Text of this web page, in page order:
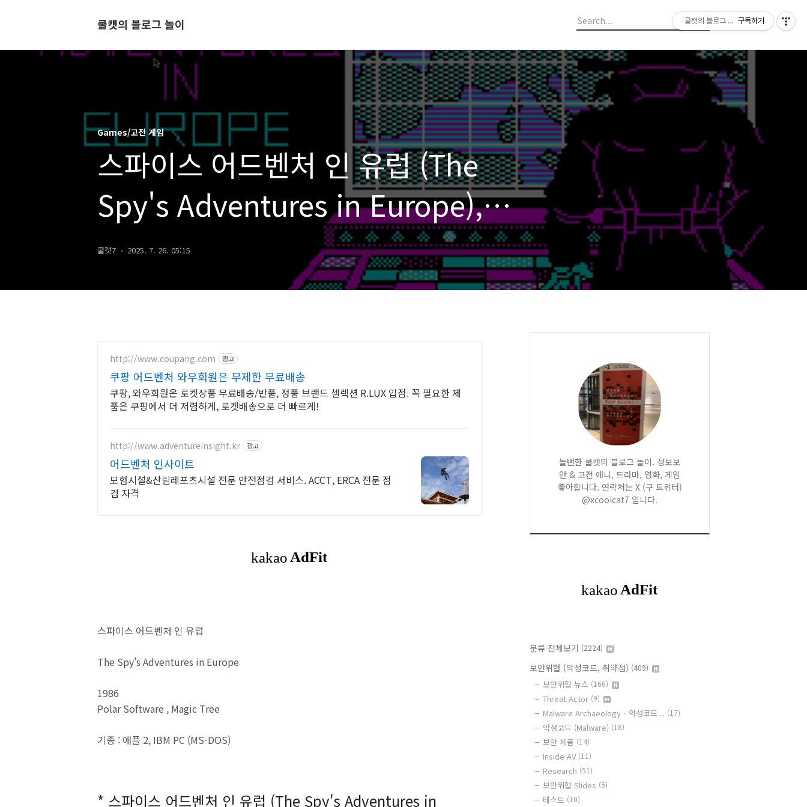
쿨캣의 블로그 놀이
Games/고전 게임
스파이스 어드벤처 인 유럽 (The
Spy's Adventures in Europe),
1986 & 1987 ... 카르멘 샌디에고와
유사
쿨캣7 2025. 7. 26. 05:15
http://www.coupang.com 광고
쿠팡 어드벤처 와우회원은 무제한 무료배송
쿠팡, 와우회원은 로켓상품 무료배송/반품, 정품 브랜드 셀렉션 R.LUX 입점. 꼭 필요한 제
품은 쿠팡에서 더 저렴하게, 로켓배송으로 더 빠르게!
http://www.adventureinsight.kr 광고
어드벤처 인사이트
모험시설&산림레포츠시설 전문 안전점검 서비스. ACCT, ERCA 전문 점
검 자격
스파이스 어드벤처 인 유럽
The Spy's Adventures in Europe
1986
Polar Software , Magic Tree
기종 : 애플 2, IBM PC (MS-DOS)
* 스파이스 어드벤처 인 유럽 (The Spy's Adventures in
놀뻔한 쿨캣의 블로그 놀이. 정보보
안 & 고전 애니, 드라마, 영화, 게임
좋아합니다. 연락처는 X (구 트위터)
@xcoolcat7 입니다.
분류 전체보기 (2224)
보안위협 (악성코드, 취약점) (409)
보안위협 뉴스 (166)
Threat Actor (9)
Malware Archaeology - 악성코드 .. (17)
악성코드 (Malware) (18)
보안 제품 (14)
Inside AV (11)
Research (51)
보안위협 Slides (5)
테스트 (10)
쿨캣의 블로그 놀이구독하기